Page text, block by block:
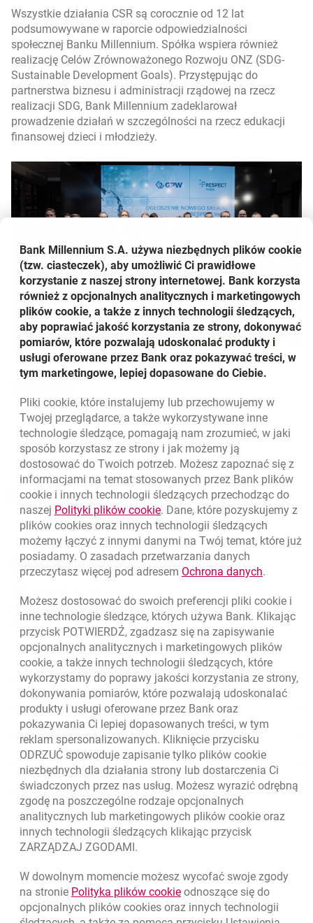
Wszystkie działania CSR są corocznie od 12 lat
podsumowywane w raporcie odpowiedzialności
społecznej Banku Millennium. Spółka wspiera również
realizację Celów Zrównoważonego Rozwoju ONZ (SDG-
Sustainable Development Goals). Przystępując do
partnerstwa biznesu i administracji rządowej na rzecz
realizacji SDG, Bank Millennium zadeklarował
prowadzenie działań w szczególności na rzecz edukacji
finansowej dzieci i młodzieży.
Udostępnij
otwiera się w nowej karcie
otwiera się w nowej karcie
otwiera się w nowej karcie
Powrót do listy
Nawigacja dolna
Zadzwoń do nas
801 331 331
(+48) 22 598 40 40
Migam
Znajdź placówkę lub bankomat otwiera się w nowej karcie
Oceń nas otwiera się w nowej karcie
Złóż wniosek przez internet
Skontaktuj się ze Specjalistą
O banku
Odpowiedzialny biznes
Regulacje zewnętrzne
Bank Millennium S.A. używa niezbędnych plików cookie
(tzw. ciasteczek), aby umożliwić Ci prawidłowe
korzystanie z naszej strony internetowej. Bank korzysta
również z opcjonalnych analitycznych i marketingowych
plików cookie, a także z innych technologii śledzących,
aby poprawiać jakość korzystania ze strony, dokonywać
pomiarów, które pozwalają udoskonalać produkty i
usługi oferowane przez Bank oraz pokazywać treści, w
tym marketingowe, lepiej dopasowane do Ciebie.
Pliki cookie, które instalujemy lub przechowujemy w
Twojej przeglądarce, a także wykorzystywane inne
technologie śledzące, pomagają nam zrozumieć, w jaki
sposób korzystasz ze strony i jak możemy ją
dostosować do Twoich potrzeb. Możesz zapoznać się z
informacjami na temat stosowanych przez Bank plików
cookie i innych technologii śledzących przechodząc do
naszej Polityki plików cookielink otwiera się w nowym oknie
. Dane, które pozyskujemy z
plików cookies oraz innych technologii śledzących
możemy łączyć z innymi danymi na Twój temat, które już
posiadamy. O zasadach przetwarzania danych
przeczytasz więcej pod adresem Ochrona danychlink
.
Możesz dostosować do swoich preferencji pliki cookie i
inne technologie śledzące, których używa Bank. Klikając
przycisk POTWIERDŹ, zgadzasz się na zapisywanie
opcjonalnych analitycznych i marketingowych plików
cookie, a także innych technologii śledzących, które
wykorzystamy do poprawy jakości korzystania ze strony,
dokonywania pomiarów, które pozwalają udoskonalać
produkty i usługi oferowane przez Bank oraz
pokazywania Ci lepiej dopasowanych treści, w tym
reklam spersonalizowanych. Kliknięcie przycisku
ODRZUĆ spowoduje zapisanie tylko plików cookie
niezbędnych dla działania strony lub dostarczenia Ci
świadczonych przez nas usług. Możesz wyrazić odrębną
zgodę na poszczególne rodzaje opcjonalnych
analitycznych lub marketingowych plików cookie oraz
innych technologii śledzących klikając przycisk
ZARZĄDZAJ ZGODAMI.
W dowolnym momencie możesz wycofać swoje zgody
na stronie Polityka plików cookielink otwiera się w nowym
odnoszące się do
opcjonalnych plików cookies oraz innych technologii